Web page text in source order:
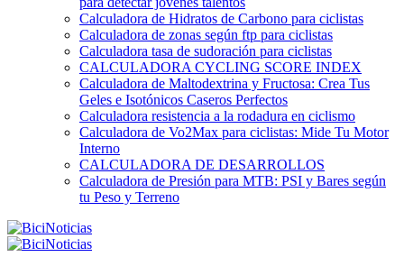
Calculadora de Hidratos de Carbono para ciclistas
Calculadora de zonas según ftp para ciclistas
Calculadora tasa de sudoración para ciclistas
CALCULADORA CYCLING SCORE INDEX
Calculadora de Maltodextrina y Fructosa: Crea Tus
Geles e Isotónicos Caseros Perfectos
Calculadora resistencia a la rodadura en ciclismo
Calculadora de Vo2Max para ciclistas: Mide Tu Motor
Interno
CALCULADORA DE DESARROLLOS
Calculadora de Presión para MTB: PSI y Bares según
tu Peso y Terreno